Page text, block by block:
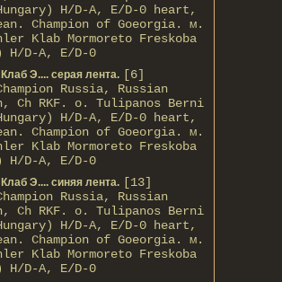
H/D-A, E/D-0 heart,
Champion of Gоeorgia. м.
Klab Mormoreto Freskoba
H/D-А, E/D-0
Э.... серая лента. [6]
Russia, Russian
Ch RKF. о. Tulipanos Berni
H/D-A, E/D-0 heart,
Champion of Gоeorgia. м.
Klab Mormoreto Freskoba
H/D-А, E/D-0
Э.... синяя лента. [13]
Russia, Russian
Ch RKF. о. Tulipanos Berni
H/D-A, E/D-0 heart,
Champion of Gоeorgia. м.
Klab Mormoreto Freskoba
H/D-А, E/D-0